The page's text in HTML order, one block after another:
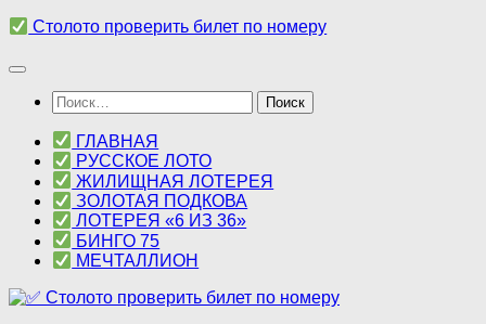
Перейти
содержимому
Столото проверить билет по номеру
Найти:
ГЛАВНАЯ
РУССКОЕ ЛОТО
ЖИЛИЩНАЯ ЛОТЕРЕЯ
ЗОЛОТАЯ ПОДКОВА
ЛОТЕРЕЯ «6 ИЗ 36»
БИНГО 75
МЕЧТАЛЛИОН